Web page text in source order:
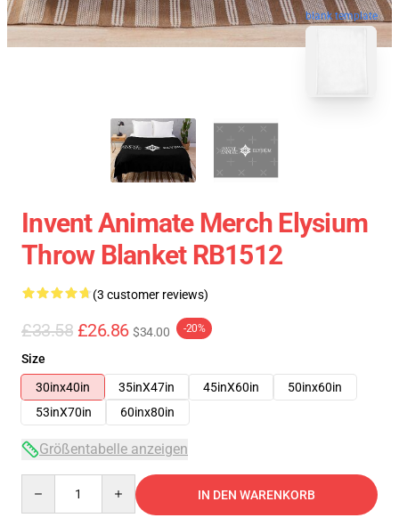
blank template
Invent Animate Merch Elysium
Throw Blanket RB1512
(3 customer reviews)
£33.58 £26.86 $34.00 -20%
Size
30inx40in
35inX47in 45inX60in
50inx60in
53inX70in
60inx80in
Größentabelle anzeigen
IN DEN WARENKORB